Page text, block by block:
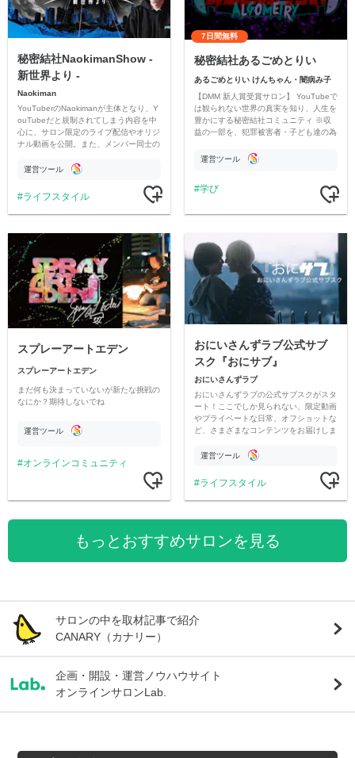
秘密結社NaokimanShow -
新世界より -
Naokiman
YouTuberのNaokimanが主体となり、Y
ouTubeだと規制されてしまう内容を中
心に、サロン限定のライブ配信やオリジ
ナル動画を公開。また、メンバー同士の
ただいています。
運営ツール
ライフスタイル
7日間無料
秘密結社あるごめとりい
あるごめとりい けんちゃん・闇病み子
【DMM 新人賞受賞サロン】 YouTubeで
は観られない世界の真実を知り、人生を
豊かにする秘密結社コミュニティ ※収
益の一部を、犯罪被害者・子ども達の為
す運営ツール
学び
スプレーアートエデン
スプレーアートエデン
まだ何も決まっていないが新たな挑戦の
なにか？期待しないでね
運営ツール
オンラインコミュニティ
おにいさんずラブ公式サブ
スク『おにサブ』
おにいさんずラブ
おにいさんずラブの公式サブスクがスタ
ート！ここでしか見られない、限定動画
やプライベートな日常、オフショットな
ど、さまざまなコンテンツをお届けしま
運営ツール
ライフスタイル
もっとおすすめサロンを見る
サロンの中を取材記事で紹介
CANARY（カナリー）
企画・開設・運営ノウハウサイト
オンラインサロンLab.